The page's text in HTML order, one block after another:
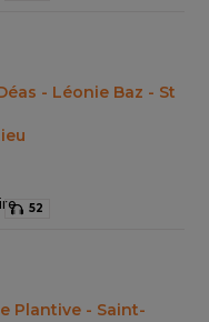
- Léonie Baz - St
52
Plantive - Saint-